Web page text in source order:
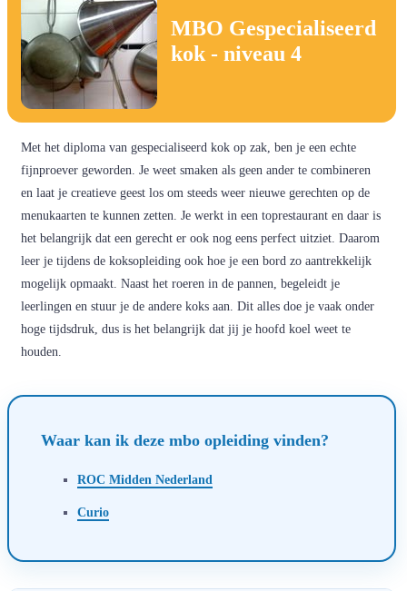
MBO Gespecialiseerd
kok - niveau 4
Met het diploma van gespecialiseerd kok op zak, ben je een echte
fijnproever geworden. Je weet smaken als geen ander te combineren
en laat je creatieve geest los om steeds weer nieuwe gerechten op de
menukaarten te kunnen zetten. Je werkt in een toprestaurant en daar is
het belangrijk dat een gerecht er ook nog eens perfect uitziet. Daarom
leer je tijdens de koksopleiding ook hoe je een bord zo aantrekkelijk
mogelijk opmaakt. Naast het roeren in de pannen, begeleidt je
leerlingen en stuur je de andere koks aan. Dit alles doe je vaak onder
hoge tijdsdruk, dus is het belangrijk dat jij je hoofd koel weet te
houden.
Waar kan ik deze mbo opleiding vinden?
ROC Midden Nederland
Curio